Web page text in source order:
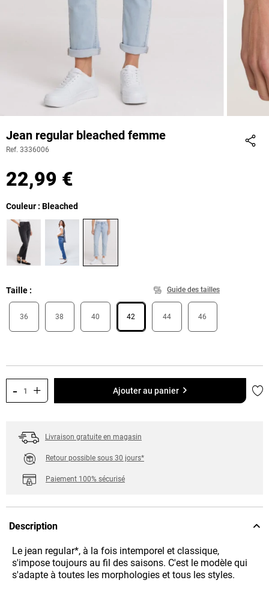
Jean regular bleached femme
Ref. 3336006
22,99 €
Couleur : Bleached
Taille Guide des tailles
36 38 40 42 44 46
- + Ajouter au panier
Livraison gratuite en magasin
Retour possible sous 30 jours*
Paiement 100% sécurisé
Description
Le jean regular*, à la fois intemporel et classique,
s'impose toujours au fil des saisons. C'est le modèle qui
s'adapte à toutes les morphologies et tous les styles.